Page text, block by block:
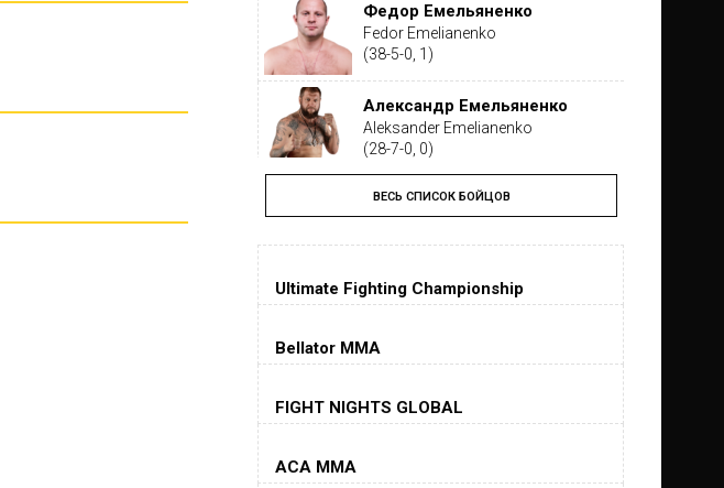
Федор Емельяненко
Fedor Emelianenko
(38-5-0, 1)
Александр Емельяненко
Aleksander Emelianenko
(28-7-0, 0)
Тайрон Вудли
Tyron Woodley
(19-5-1, 0)
Дастин Порье
(26-6-0, 1)
Jorge Masvidal
ВЕСЬ СПИСОК БОЙЦОВ
Ultimate Fighting Championship
Bellator MMA
FIGHT NIGHTS GLOBAL
ACA MMA